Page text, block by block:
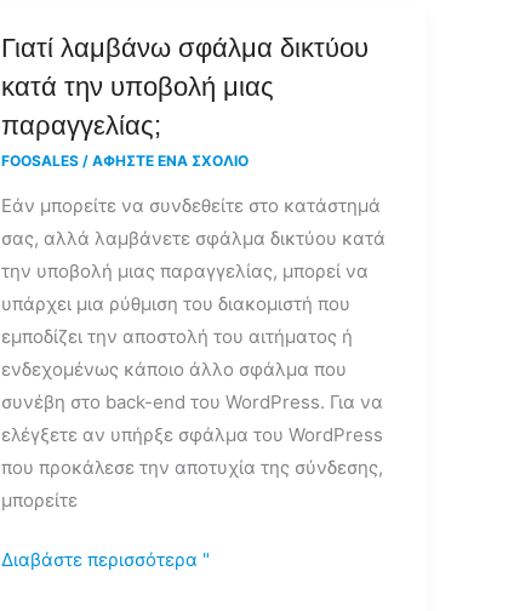
Γιατί λαμβάνω σφάλμα δικτύου
κατά την υποβολή μιας
παραγγελίας;
FOOSALES/ΑΦΉΣΤΕ ΈΝΑ ΣΧΌΛΙΟ
Εάν μπορείτε να συνδεθείτε στο κατάστημά
σας, αλλά λαμβάνετε σφάλμα δικτύου κατά
την υποβολή μιας παραγγελίας, μπορεί να
υπάρχει μια ρύθμιση του διακομιστή που
εμποδίζει την αποστολή του αιτήματος ή
ενδεχομένως κάποιο άλλο σφάλμα που
συνέβη στο back-end του WordPress. Για να
ελέγξετε αν υπήρξε σφάλμα του WordPress
που προκάλεσε την αποτυχία της σύνδεσης,
μπορείτε
Γιατί
λαμβάνω
δικτύου
την
υποβολή
μιας
παραγγελίας;
Διαβάστε περισσότερα "